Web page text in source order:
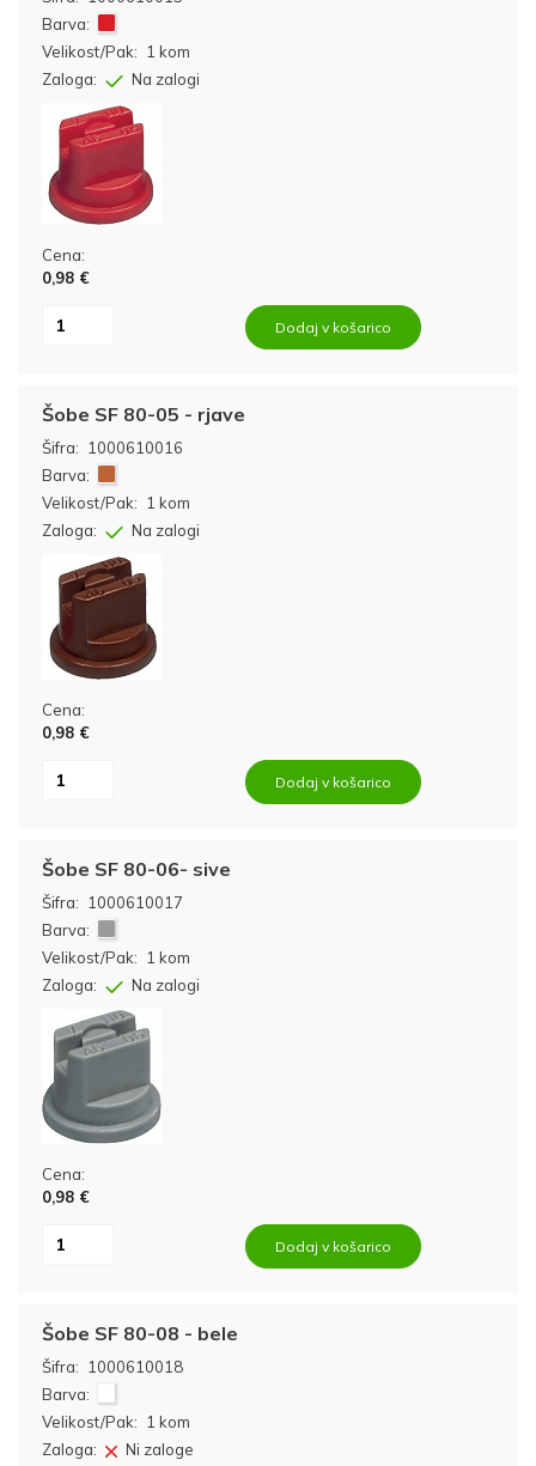
Barva:
Velikost/Pak:
1 kom
Zaloga:
Na zalogi
Cena:
0,98 €
Dodaj v košarico
Šifra: 1000610016
Šobe SF 80-05 - rjave
Barva:
Velikost/Pak:
1 kom
Zaloga:
Na zalogi
Cena:
0,98 €
Dodaj v košarico
Šifra: 1000610017
Šobe SF 80-06- sive
Barva:
Velikost/Pak:
1 kom
Zaloga:
Na zalogi
Cena:
0,98 €
Dodaj v košarico
Šifra: 1000610018
Šobe SF 80-08 - bele
Barva:
Velikost/Pak:
1 kom
Zaloga:
Ni zaloge